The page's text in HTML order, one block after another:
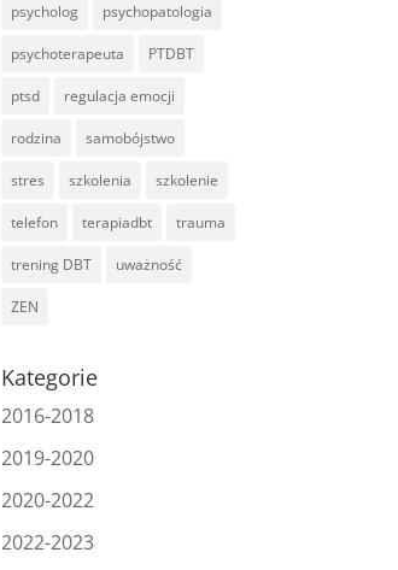
psycholog psychopatologia
psychoterapeuta PTDBT
ptsd regulacja emocji
rodzina samobójstwo
stres szkolenia szkolenie
telefon terapiadbt trauma
trening DBT uważność
ZEN
Kategorie
2016-2018
2019-2020
2020-2022
2022-2023